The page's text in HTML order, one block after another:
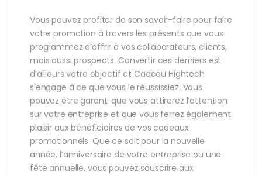
Vous pouvez profiter de son savoir-faire pour faire
votre promotion à travers les présents que vous
programmez d’offrir à vos collaborateurs, clients,
mais aussi prospects. Convertir ces derniers est
d’ailleurs votre objectif et Cadeau Hightech
s’engage à ce que vous le réussissiez. Vous
pouvez être garanti que vous attirerez l’attention
sur votre entreprise et que vous ferrez également
plaisir aux bénéficiaires de vos cadeaux
promotionnels. Que ce soit pour la nouvelle
année, l’anniversaire de votre entreprise ou une
fête annuelle, vous pouvez souscrire aux